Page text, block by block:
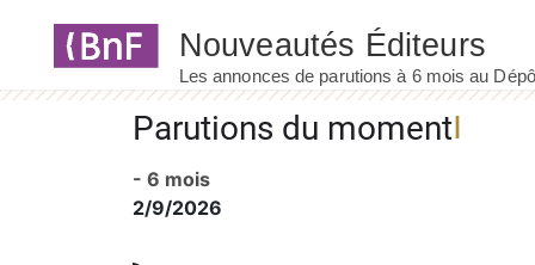
Parutions du moment
- 6 mois
2/9/2026